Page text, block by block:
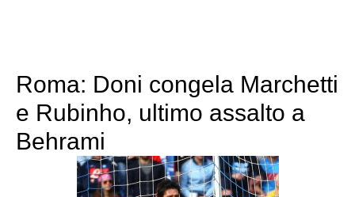
Roma: Doni congela Marchetti
e Rubinho, ultimo assalto a
Behrami